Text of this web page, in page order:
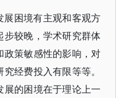
困境有主观和客观方
较晚，学术研究群体
策敏感性的影响，对
经费投入有限等等。
的困境在于理论上一